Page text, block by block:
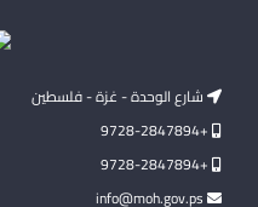
شارع الوحدة - غزة - فلسطين
+9728-2847894
+9728-2847894